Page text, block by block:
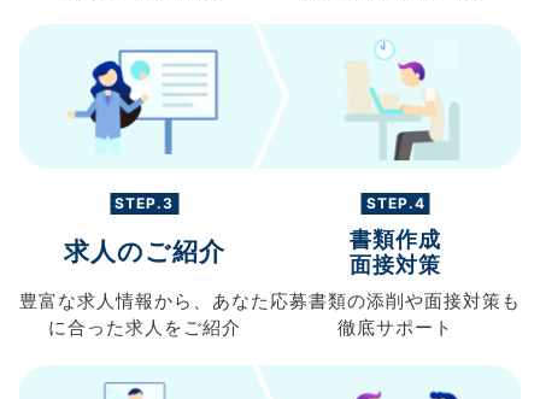
STEP.3
求人のご紹介
豊富な求人情報から、 あなた
に合った求人を ご紹介
STEP.4
書類作成
面接対策
応募書類の添削や面接対策も
徹底サポート